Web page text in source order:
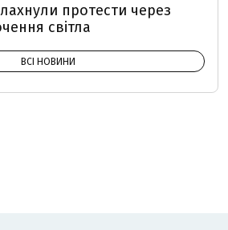
протести через
світла
ВСІ НОВИНИ